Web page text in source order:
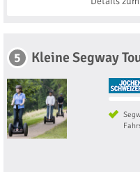
5 Kleine Segway